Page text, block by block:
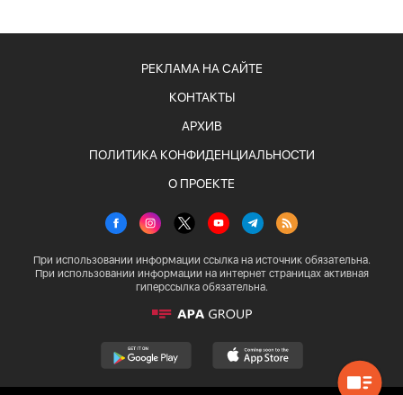
РЕКЛАМА НА САЙТЕ
КОНТАКТЫ
АРХИВ
ПОЛИТИКА КОНФИДЕНЦИАЛЬНОСТИ
О ПРОЕКТЕ
При использовании информации ссылка на источник обязательна.
При использовании информации на интернет страницах активная
гиперссылка обязательна.